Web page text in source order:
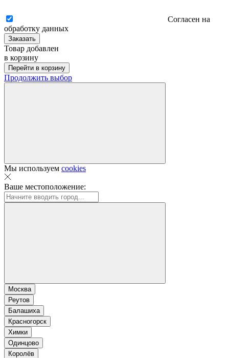
Согласен на
обработку данных
Заказать
Товар добавлен
в корзину
Перейти в корзину
Продолжить выбор
Мы используем cookies
Ваше местоположение:
Москва
Реутов
Балашиха
Красногорск
Химки
Одинцово
Королёв